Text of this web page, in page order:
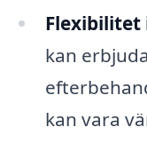
Flexibilitet
kan
kan vara